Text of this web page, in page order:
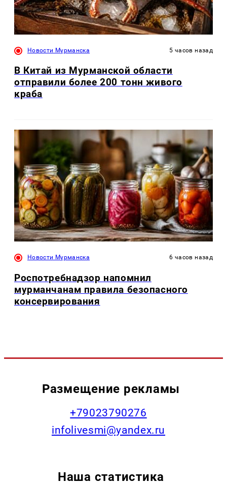
Новости Мурманска 5 часов назад
В Китай из Мурманской области
отправили более 200 тонн живого
краба
Новости Мурманска 6 часов назад
Роспотребнадзор напомнил
мурманчанам правила безопасного
консервирования
Размещение рекламы
+79023790276
infolivesmi@yandex.ru
Наша статистика